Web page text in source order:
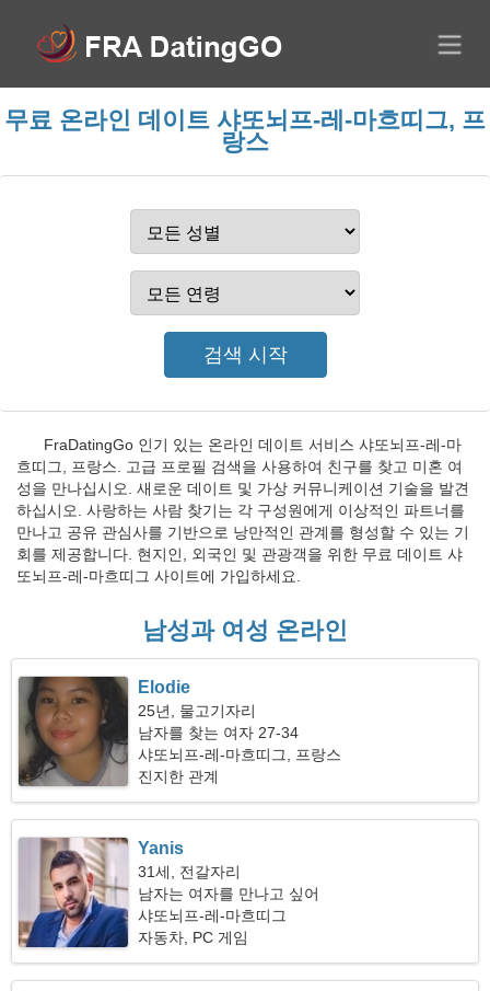
무료 온라인 데이트 샤또뇌프-레-마흐띠그, 프
랑스
FraDatingGo 인기 있는 온라인 데이트 서비스 샤또뇌프-레-마
흐띠그, 프랑스. 고급 프로필 검색을 사용하여 친구를 찾고 미혼 여
성을 만나십시오. 새로운 데이트 및 가상 커뮤니케이션 기술을 발견
하십시오. 사랑하는 사람 찾기는 각 구성원에게 이상적인 파트너를
만나고 공유 관심사를 기반으로 낭만적인 관계를 형성할 수 있는 기
회를 제공합니다. 현지인, 외국인 및 관광객을 위한 무료 데이트 샤
또뇌프-레-마흐띠그 사이트에 가입하세요.
남성과 여성 온라인
Elodie
25년, 물고기자리
남자를 찾는 여자 27-34
샤또뇌프-레-마흐띠그, 프랑스
진지한 관계
Yanis
31세, 전갈자리
남자는 여자를 만나고 싶어
샤또뇌프-레-마흐띠그
자동차, PC 게임